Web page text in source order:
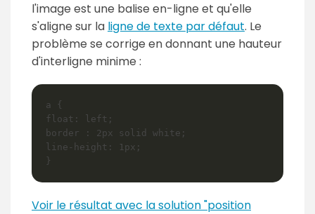
l'image est une balise en-ligne et qu'elle
s'aligne sur la ligne de texte par défaut. Le
problème se corrige en donnant une hauteur
d'interligne minime :
a {
float: left;
border : 2px solid white;
line-height: 1px;
Voir le résultat avec la solution "position